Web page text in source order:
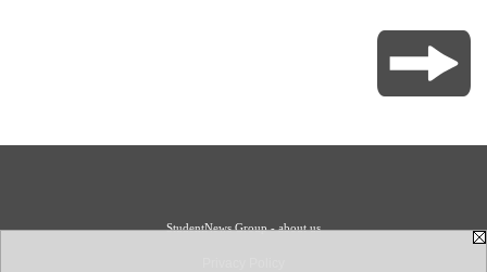
StudentNews Group - about us